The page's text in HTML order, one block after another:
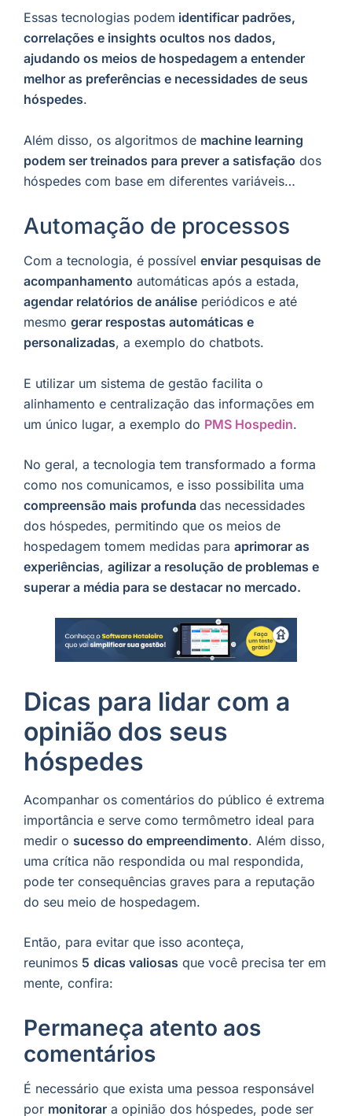
Essas tecnologias podem identificar padrões,
correlações e insights ocultos nos dados,
ajudando os meios de hospedagem a entender
melhor as preferências e necessidades de seus
hóspedes.
Além disso, os algoritmos de machine learning
podem ser treinados para prever a satisfação dos
hóspedes com base em diferentes variáveis…
Automação de processos
Com a tecnologia, é possível enviar pesquisas de
acompanhamento automáticas após a estada,
agendar relatórios de análise periódicos e até
mesmo gerar respostas automáticas e
personalizadas, a exemplo do chatbots.
E utilizar um sistema de gestão facilita o
alinhamento e centralização das informações em
um único lugar, a exemplo do PMS Hospedin.
No geral, a tecnologia tem transformado a forma
como nos comunicamos, e isso possibilita uma
compreensão mais profunda das necessidades
dos hóspedes, permitindo que os meios de
hospedagem tomem medidas para aprimorar as
experiências, agilizar a resolução de problemas e
superar a média para se destacar no mercado.
Dicas para lidar com a
opinião dos seus
hóspedes
Acompanhar os comentários do público é extrema
importância e serve como termômetro ideal para
medir o sucesso do empreendimento. Além disso,
uma crítica não respondida ou mal respondida,
pode ter consequências graves para a reputação
do seu meio de hospedagem.
Então, para evitar que isso aconteça,
reunimos 5 dicas valiosas que você precisa ter em
mente, confira:
Permaneça atento aos
comentários
É necessário que exista uma pessoa responsável
por monitorar a opinião dos hóspedes, pode ser